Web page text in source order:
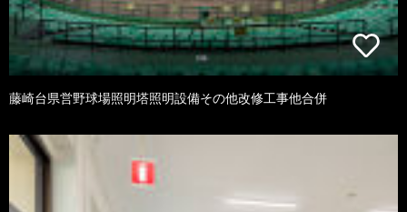
藤崎台県営野球場照明塔照明設備その他改修工事他合併